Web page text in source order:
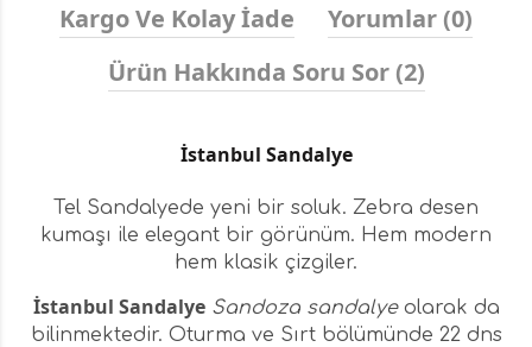
Kargo Ve Kolay İade
Yorumlar (0)
Ürün Hakkında Soru Sor (2)
İstanbul Sandalye
Tel Sandalyede yeni bir soluk. Zebra desen
kumaşı ile elegant bir görünüm. Hem modern
hem klasik çizgiler.
İstanbul Sandalye Sandoza sandalyeolarak da
bilinmektedir. Oturma ve Sırt bölümünde 22 dns